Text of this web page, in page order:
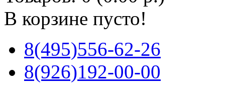
В корзине пусто!
8(495)556-62-26
8(926)192-00-00